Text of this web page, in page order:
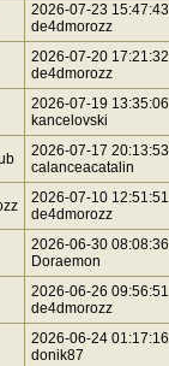
2026-07-23 15:47:43
de4dmorozz
2026-07-20 17:21:32
de4dmorozz
2026-07-19 13:35:06
kancelovski
2026-07-17 20:13:53
calanceacatalin
2026-07-10 12:51:51
de4dmorozz
2026-06-30 08:08:36
Doraemon
2026-06-26 09:56:51
de4dmorozz
2026-06-24 01:17:16
donik87